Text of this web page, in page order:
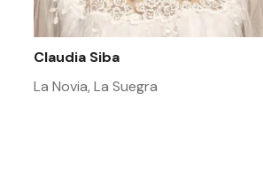
Claudia Siba
La Novia, La Suegra